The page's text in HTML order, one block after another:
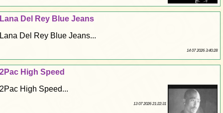
Lana Del Rey Blue Jeans
Lana Del Rey Blue Jeans...
14 07 2026 3:40:28
2Pac High Speed
2Pac High Speed...
13 07 2026 21:22:31